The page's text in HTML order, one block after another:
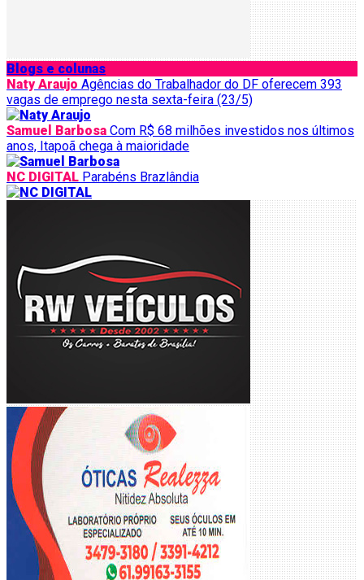
Blogs e colunas
Naty Araujo Agências do Trabalhador do DF oferecem 393
vagas de emprego nesta sexta-feira (23/5)
Samuel Barbosa Com R$ 68 milhões investidos nos últimos
anos, Itapoã chega à maioridade
NC DIGITAL Parabéns Brazlândia